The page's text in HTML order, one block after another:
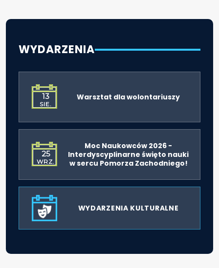
WYDARZENIA
13
SIE.
Warsztat dla wolontariuszy
25
WRZ.
Moc Naukowców 2026 -
Interdyscyplinarne święto nauki
w sercu Pomorza Zachodniego!
WYDARZENIA KULTURALNE